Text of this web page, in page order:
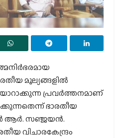
മൂല്യങ്ങളില്‍
പ്രവര്‍ത്തനമാണ്
ഭാരതീയ
ആര്‍. സഞ്ജയന്‍.
വിചാരകേന്ദ്രം